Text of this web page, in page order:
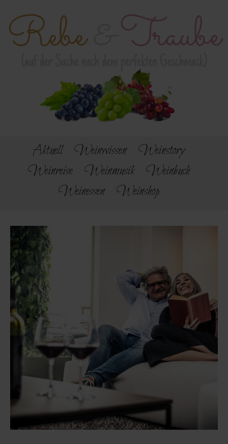
Aktuell Weinwissen
Weinstory
Weinreise
Weinmusik
Weinbuch
Weinessen
Weinshop